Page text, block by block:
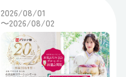
2026/08/01
～2026/08/02